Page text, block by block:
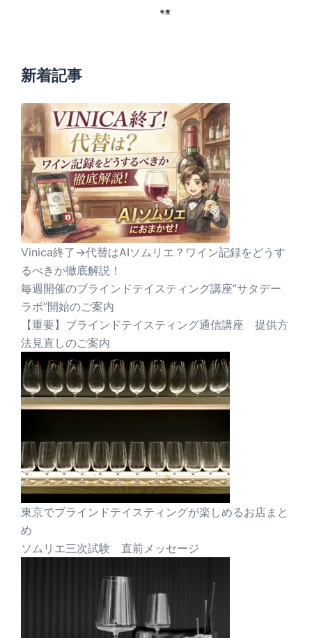
新着記事
Vinica終了→代替はAIソムリエ？ワイン記録をどうす
るべきか徹底解説！
毎週開催のブラインドテイスティング講座”サタデー
ラボ”開始のご案内
【重要】ブラインドテイスティング通信講座 提供方
法見直しのご案内
東京でブラインドテイスティングが楽しめるお店まと
め
ソムリエ三次試験 直前メッセージ